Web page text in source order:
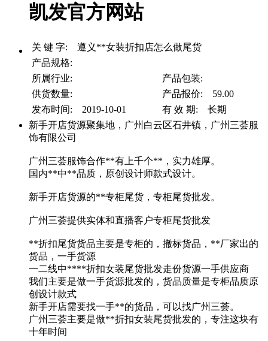
凯发官方网站
关 键 字: 遵义**女装折扣店怎么做尾货
产品规格:
所属行业:
产品包装:
供货数量:
产品报价: 59.00
发布时间: 2019-10-01
有 效 期: 长期
新手开店货源聚集地，广州白云区石井镇，广州三荟服
饰有限公司
广州三荟服饰合作**有上千个**，实力雄厚。
国内**中**品质，原创设计师款式设计。
新手开店货源的**专柜尾货，专柜尾货批发。
广州三荟提供实体和直播客户专柜尾货批发
**折扣尾货货品主要是专柜的，撤标货品，**厂家出的
货品，一手货源
一二线中****折扣女装尾货批发走份货源一手供应商
我们主要是做一手货源批发的，货品质量是专柜品质原
创设计款式
新手开店需要找一手**的货品，可以找广州三荟。
广州三荟主要是做**折扣女装尾货批发的，专注这块有
十年时间